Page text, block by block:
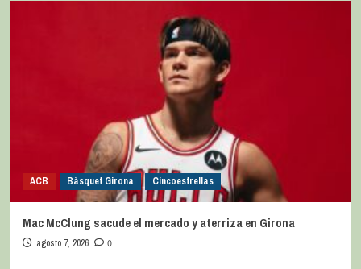
ACB Bàsquet Girona Cincoestrellas
Mac McClung sacude el mercado y aterriza en Girona
agosto 7, 2026 0